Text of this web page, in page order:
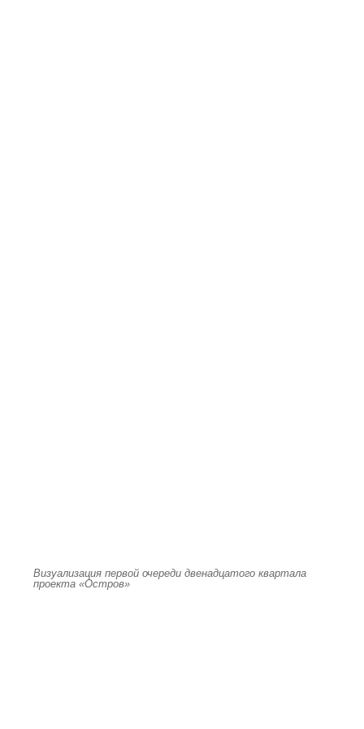
Визуализация первой очереди двенадцатого квартала
проекта «Остров»